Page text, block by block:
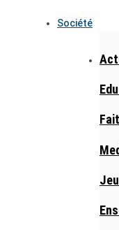
Société